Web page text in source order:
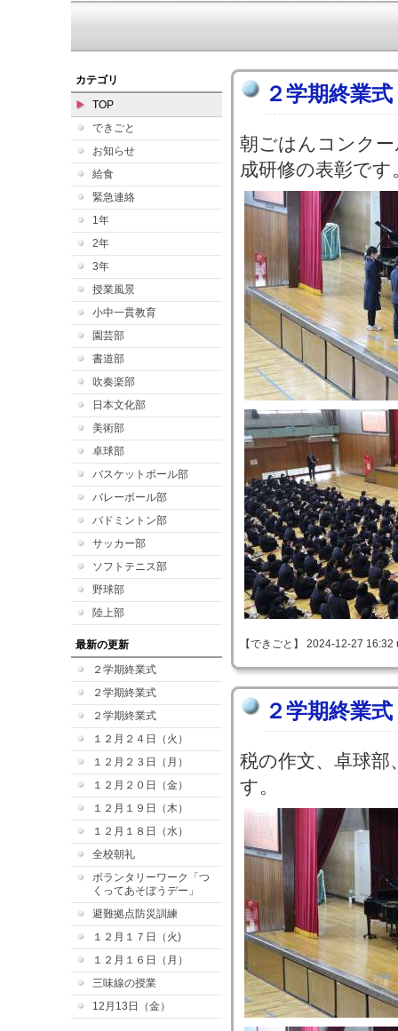
カテゴリ
TOP
できごと
お知らせ
給食
緊急連絡
1年
2年
3年
授業風景
小中一貫教育
園芸部
書道部
吹奏楽部
日本文化部
美術部
卓球部
バスケットボール部
バレーボール部
バドミントン部
サッカー部
ソフトテニス部
野球部
陸上部
最新の更新
２学期終業式
２学期終業式
２学期終業式
１２月２４日（火）
１２月２３日（月）
１２月２０日（金）
１２月１９日（木）
１２月１８日（水）
全校朝礼
ボランタリーワーク「つ
くってあそぼうデー」
避難拠点防災訓練
１２月１７日（火)
１２月１６日（月）
三味線の授業
12月13日（金）
２学期終業式
朝ごはんコンク
成研修の表彰です
【できごと】 2024-12-27
２学期終業式
税の作文、卓球
す。